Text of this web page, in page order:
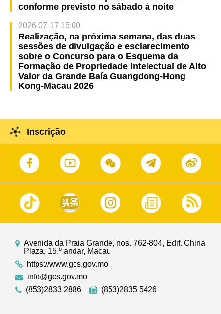
conforme previsto no sábado à noite
2026-07-17 15:00
Realização, na próxima semana, das duas
sessões de divulgação e esclarecimento
sobre o Concurso para o Esquema da
Formação de Propriedade Intelectual de Alto
Valor da Grande Baía Guangdong-Hong
Kong-Macau 2026
Inscrição
Avenida da Praia Grande, nos. 762-804, Edif. China
Plaza, 15.º andar, Macau
https://www.gcs.gov.mo
info@gcs.gov.mo
(853)2833 2886
(853)2835 5426